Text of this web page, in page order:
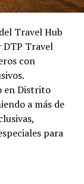
Travel Hub
DTP Travel
con
en Distrito
a más de
para